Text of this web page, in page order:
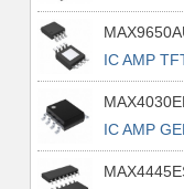
8UMAX
IC AMP
IC AMP